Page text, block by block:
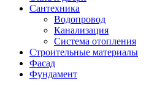
Сантехника
Водопровод
Канализация
Система отопления
Строительные материалы
Фасад
Фундамент